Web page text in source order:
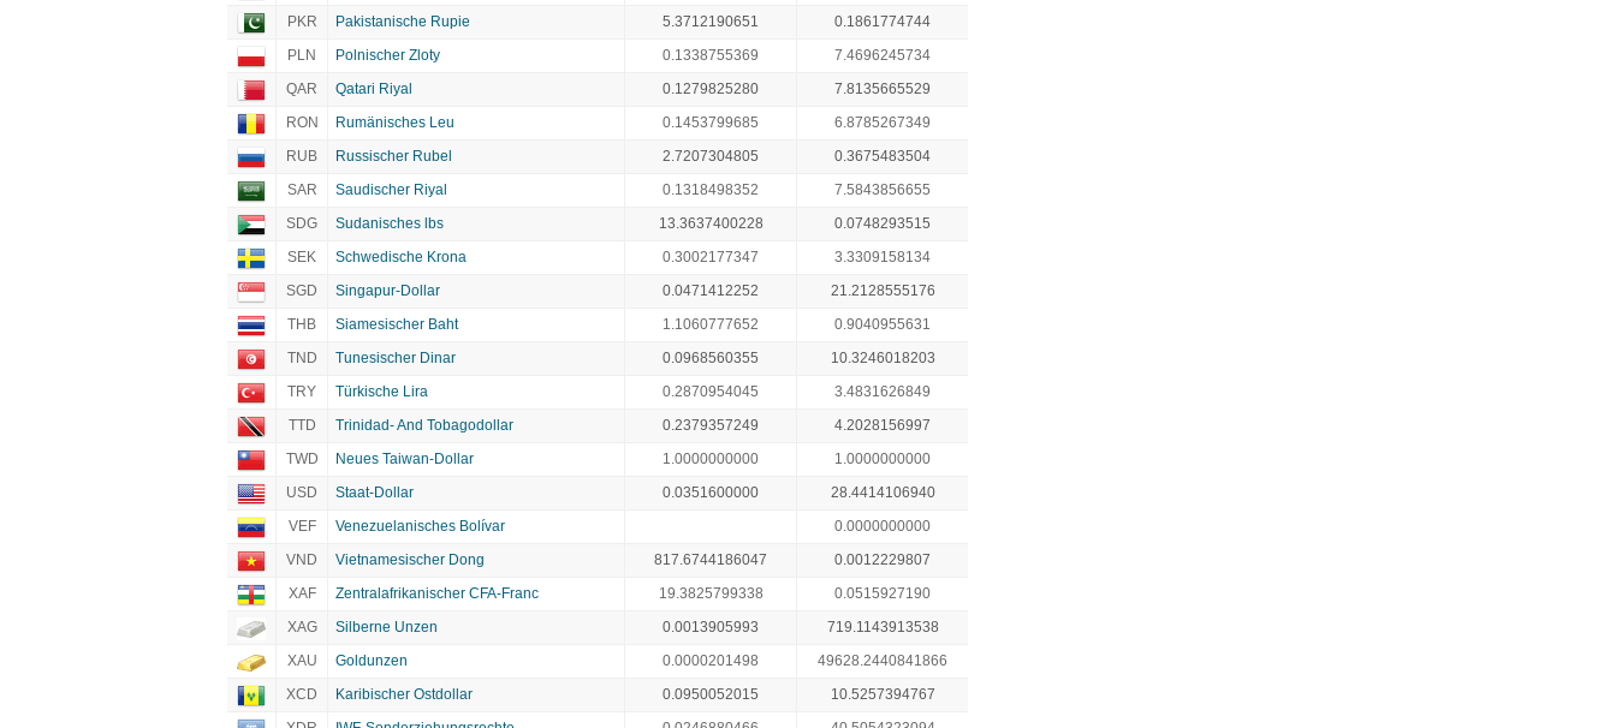
PKR
Pakistanische Rupie 5.3712190651
0.1861774744
PLN
Polnischer Zloty 0.1338755369
7.4696245734
QAR
Qatari Riyal 0.1279825280
7.8135665529
RON
Rumänisches Leu 0.1453799685
6.8785267349
RUB
Russischer Rubel 2.7207304805
0.3675483504
SAR
Saudischer Riyal 0.1318498352
7.5843856655
SDG
Sudanisches lbs 13.3637400228
0.0748293515
SEK
Schwedische Krona 0.3002177347
3.3309158134
SGD
Singapur-Dollar 0.0471412252
21.2128555176
THB
Siamesischer Baht 1.1060777652
0.9040955631
TND
Tunesischer Dinar 0.0968560355
10.3246018203
TRY
Türkische Lira 0.2870954045
3.4831626849
TTD
Trinidad- And Tobagodollar 0.2379357249
4.2028156997
TWD
Neues Taiwan-Dollar 1.0000000000
1.0000000000
USD
Staat-Dollar 0.0351600000
28.4414106940
VEF
Venezuelanisches Bolívar
0.0000000000
VND
Vietnamesischer Dong 817.6744186047
0.0012229807
XAF
Zentralafrikanischer CFA-Franc 19.3825799338
0.0515927190
XAG
Silberne Unzen 0.0013905993
719.1143913538
XAU
Goldunzen 0.0000201498
49628.2440841866
XCD
Karibischer Ostdollar 0.0950052015
10.5257394767